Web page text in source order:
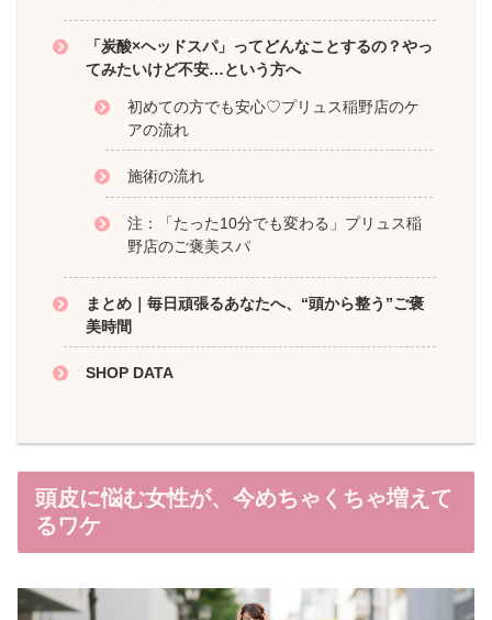
「炭酸×ヘッドスパ」ってどんなことするの？やっ
てみたいけど不安…という方へ
初めての方でも安心♡プリュス稲野店のケ
アの流れ
施術の流れ
注：「たった10分でも変わる」プリュス稲
野店のご褒美スパ
まとめ｜毎日頑張るあなたへ、“頭から整う”ご褒
美時間
SHOP DATA
頭皮に悩む女性が、今めちゃくちゃ増えて
るワケ